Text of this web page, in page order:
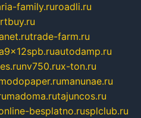
family.ruroadli.ru
trade-farm.ru
autodamp.ru
nv750.rux-ton.ru
manunae.ru
madoma.rutajuncos.ru
besplatno.rusplclub.ru